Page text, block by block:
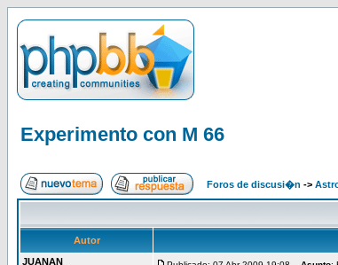
Experimento con M 66
Foros de discusi�n ->
Autor
JUANAN